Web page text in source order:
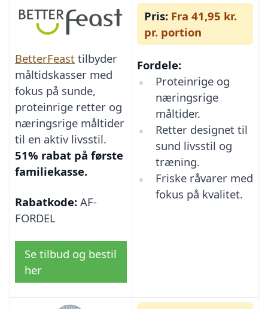
BetterFeast tilbyder
måltidskasser med
fokus på sunde,
proteinrige retter og
næringsrige måltider
til en aktiv livsstil.
51% rabat på første
familiekasse.
Rabatkode: AF-
FORDEL
Se tilbud og bestil
her
Pris: Fra 41,95 kr.
pr. portion
Fordele:
Proteinrige og
næringsrige
måltider.
Retter designet til
sund livsstil og
træning.
Friske råvarer med
fokus på kvalitet.